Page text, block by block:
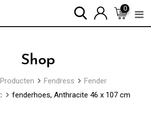
0
Shop
Producten Fendress
Fender
fenderhoes, Anthracite 46 x 107 cm